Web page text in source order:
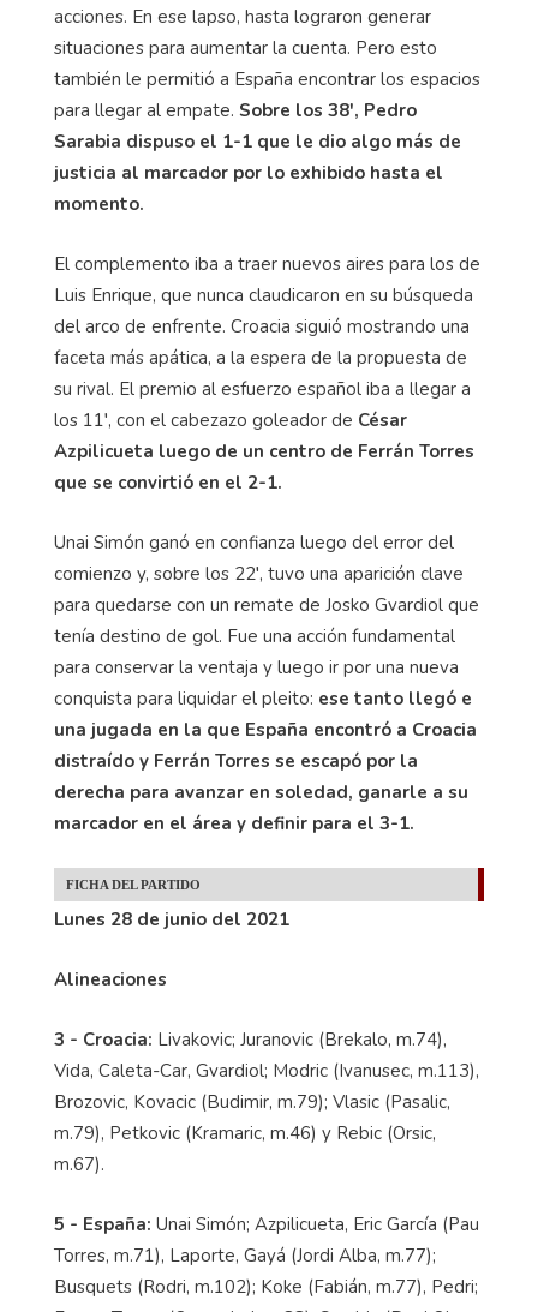
acciones. En ese lapso, hasta lograron generar
situaciones para aumentar la cuenta. Pero esto
también le permitió a España encontrar los espacios
para llegar al empate. Sobre los 38′, Pedro
Sarabia dispuso el 1-1 que le dio algo más de
justicia al marcador por lo exhibido hasta el
momento.
El complemento iba a traer nuevos aires para los de
Luis Enrique, que nunca claudicaron en su búsqueda
del arco de enfrente. Croacia siguió mostrando una
faceta más apática, a la espera de la propuesta de
su rival. El premio al esfuerzo español iba a llegar a
los 11′, con el cabezazo goleador de César
Azpilicueta luego de un centro de Ferrán Torres
que se convirtió en el 2-1.
Unai Simón ganó en confianza luego del error del
comienzo y, sobre los 22′, tuvo una aparición clave
para quedarse con un remate de Josko Gvardiol que
tenía destino de gol. Fue una acción fundamental
para conservar la ventaja y luego ir por una nueva
conquista para liquidar el pleito: ese tanto llegó e
una jugada en la que España encontró a Croacia
distraído y Ferrán Torres se escapó por la
derecha para avanzar en soledad, ganarle a su
marcador en el área y definir para el 3-1.
FICHA DEL PARTIDO
Lunes 28 de junio del 2021
Alineaciones
3 - Croacia: Livakovic; Juranovic (Brekalo, m.74),
Vida, Caleta-Car, Gvardiol; Modric (Ivanusec, m.113),
Brozovic, Kovacic (Budimir, m.79); Vlasic (Pasalic,
m.79), Petkovic (Kramaric, m.46) y Rebic (Orsic,
m.67).
5 - España: Unai Simón; Azpilicueta, Eric García (Pau
Torres, m.71), Laporte, Gayá (Jordi Alba, m.77);
Busquets (Rodri, m.102); Koke (Fabián, m.77), Pedri;